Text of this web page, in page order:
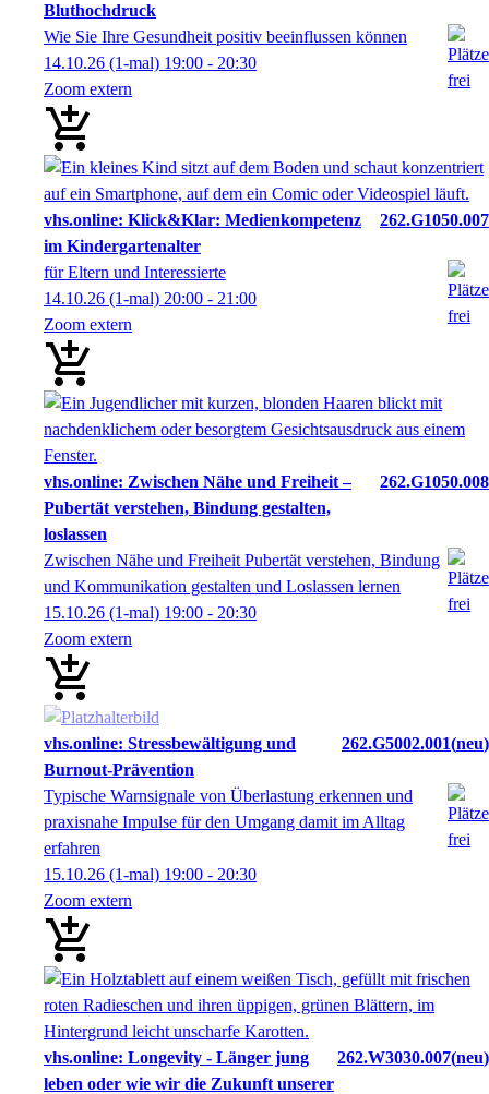
Bluthochdruck
Wie Sie Ihre Gesundheit positiv beeinflussen können
14.10.26 (1-mal) 19:00 - 20:30
Zoom extern
vhs.online: Klick&Klar: Medienkompetenz
im Kindergartenalter
262.G1050.007
für Eltern und Interessierte
14.10.26 (1-mal) 20:00 - 21:00
Zoom extern
vhs.online: Zwischen Nähe und Freiheit –
Pubertät verstehen, Bindung gestalten,
loslassen
262.G1050.008
Zwischen Nähe und Freiheit Pubertät verstehen, Bindung
und Kommunikation gestalten und Loslassen lernen
15.10.26 (1-mal) 19:00 - 20:30
Zoom extern
vhs.online: Stressbewältigung und
Burnout-Prävention
262.G5002.001 neu
Typische Warnsignale von Überlastung erkennen und
praxisnahe Impulse für den Umgang damit im Alltag
erfahren
15.10.26 (1-mal) 19:00 - 20:30
Zoom extern
vhs.online: Longevity - Länger jung
leben oder wie wir die Zukunft unserer
262.W3030.007 neu